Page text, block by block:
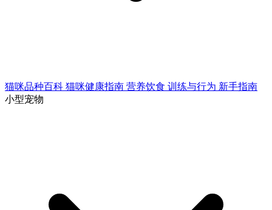
猫咪品种百科 猫咪健康指南 营养饮食 训练与行为 新手指南
小型宠物